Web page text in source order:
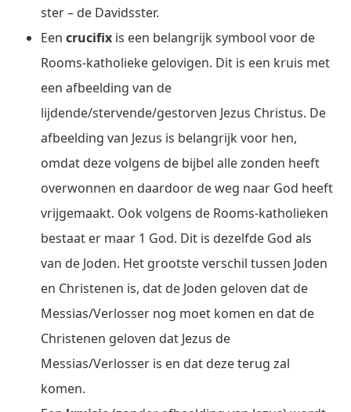
ster – de Davidsster.
Een crucifix is een belangrijk symbool voor de
Rooms-katholieke gelovigen. Dit is een kruis met
een afbeelding van de
lijdende/stervende/gestorven Jezus Christus. De
afbeelding van Jezus is belangrijk voor hen,
omdat deze volgens de bijbel alle zonden heeft
overwonnen en daardoor de weg naar God heeft
vrijgemaakt. Ook volgens de Rooms-katholieken
bestaat er maar 1 God. Dit is dezelfde God als
van de Joden. Het grootste verschil tussen Joden
en Christenen is, dat de Joden geloven dat de
Messias/Verlosser nog moet komen en dat de
Christenen geloven dat Jezus de
Messias/Verlosser is en dat deze terug zal
komen.